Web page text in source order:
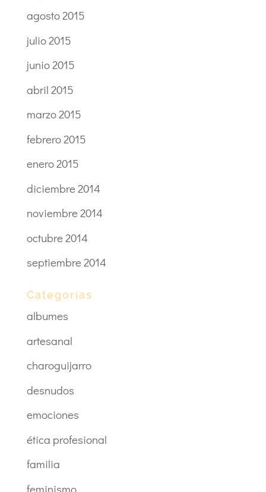
agosto 2015
julio 2015
junio 2015
abril 2015
marzo 2015
febrero 2015
enero 2015
diciembre 2014
noviembre 2014
octubre 2014
septiembre 2014
Categorías
albumes
artesanal
charoguijarro
desnudos
emociones
ética profesional
familia
feminismo